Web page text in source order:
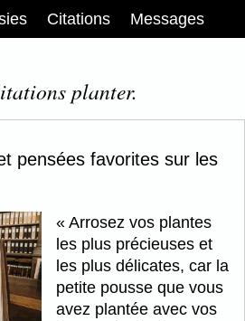
Citations Messages
planter.
pensées favorites sur les
Arrosez vos plantes
les plus précieuses et
les plus délicates, car la
petite pousse que vous
avez plantée avec vos